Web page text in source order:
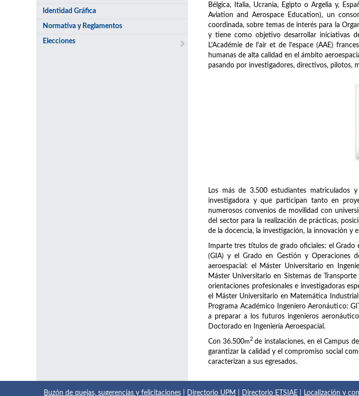
Identidad Gráfica
Normativa y Reglamentos
Elecciones
Bélgica, Italia, Ucrania, Egipto o Argelia y,
Aviation and Aerospace Education), un
coordinada, sobre temas de interés para la
y tiene como objetivo desarrollar iniciativas
L'Académie de l'air et de l'espace (AAE)
humanas de alta calidad en el ámbito
pasando por investigadores, directivos, pilotos,
Los más de 3.500 estudiantes matriculados
investigadora y que participan tanto en
numerosos convenios de movilidad con
del sector para la realización de prácticas,
de la docencia, la investigación, la innovación y
Imparte tres títulos de grado oficiales: el Grado
(GIA) y el Grado en Gestión y Operaciones
aeroespacial: el Máster Universitario en
Máster Universitario en Sistemas de
orientaciones profesionales e investigadoras
el Máster Universitario en Matemática
Programa Académico Ingeniero Aeronáutico:
a preparar a los futuros ingenieros
Doctorado en Ingeniería Aeroespacial.
Con 36.500m2 de instalaciones, en el Campus
garantizar la calidad y el compromiso social
caracterizan a sus egresados.
Buzón de quejas, sugerencias y felicitaciones Directorio UPM Directorio ETSIAE Localización y